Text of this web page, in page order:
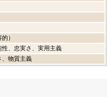
）
性、忠実さ、実用主義
、物質主義